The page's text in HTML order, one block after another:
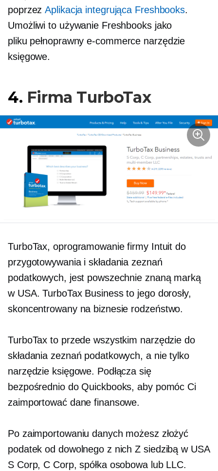
poprzezAplikacja integrująca Freshbooks.
Umożliwi to używanie Freshbooks jako
pliku pełnoprawny e-commerce narzędzie
księgowe.
4. Firma TurboTax
TurboTax, oprogramowanie firmy Intuit do
przygotowywania i składania zeznań
podatkowych, jest powszechnie znaną marką
w USA. TurboTax Business to jego dorosły,
skoncentrowany na biznesie rodzeństwo.
TurboTax to przede wszystkim narzędzie do
składania zeznań podatkowych, a nie tylko
narzędzie księgowe. Podłącza się
bezpośrednio do Quickbooks, aby pomóc Ci
zaimportować dane finansowe.
Po zaimportowaniu danych możesz złożyć
podatek od dowolnego z nichZ siedzibą w USA
S Corp, C Corp, spółka osobowa lub LLC.